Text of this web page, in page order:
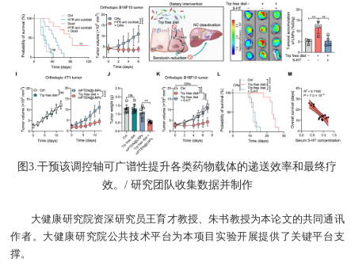
图3.干预该调控轴可广谱性提升各类药物载体的递送效率和最终疗
效。/ 研究团队收集数据并制作
大健康研究院资深研究员王育才教授、朱书教授为本论文的共同通讯
作者。大健康研究院公共技术平台为本项目实验开展提供了关键平台支
撑。